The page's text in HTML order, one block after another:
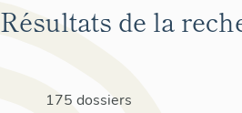
Résultats de la
175 dossiers